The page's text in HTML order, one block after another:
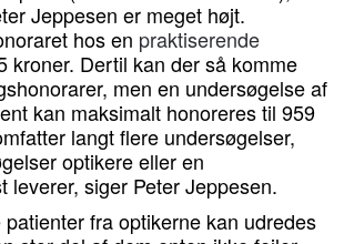
Jeppesen er meget højt.
hos en praktiserende
kroner. Dertil kan der så komme
men en undersøgelse af
kan maksimalt honoreres til 959
langt flere undersøgelser,
optikere eller en
leverer, siger Peter Jeppesen.
patienter fra optikerne kan udredes